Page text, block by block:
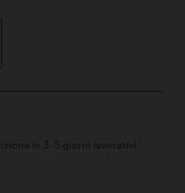
in 3-5 giorni lavorativi